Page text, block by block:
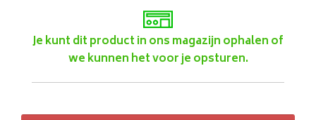
Je kunt dit product in ons magazijn ophalen of
we kunnen het voor je opsturen.